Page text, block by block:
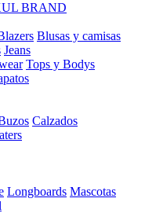
BRAND
Blusas y camisas
Jeans
Tops y Bodys
Calzados
Longboards Mascotas